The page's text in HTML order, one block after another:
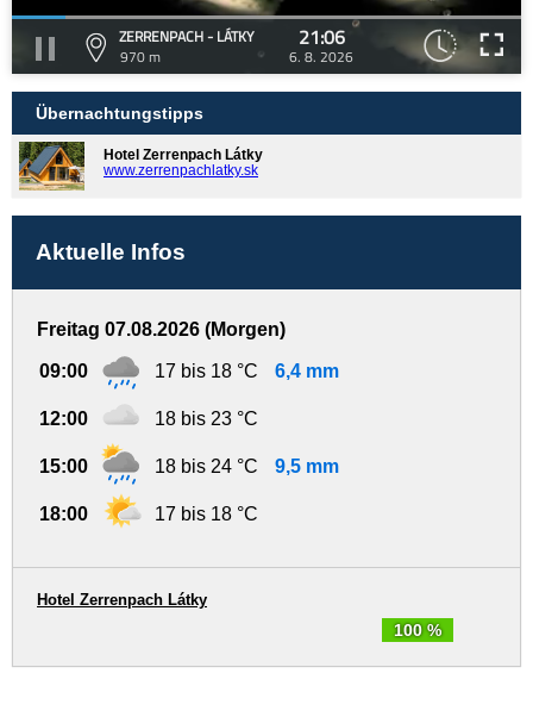
ZERRENPACH - LÁTKY
970 m
21:06
6. 8. 2026
Übernachtungstipps
Hotel Zerrenpach Látky
www.zerrenpachlatky.sk
Aktuelle Infos
Freitag 07.08.2026 (Morgen)
09:00 17 bis 18 °C 6,4 mm
12:00 18 bis 23 °C
15:00 18 bis 24 °C 9,5 mm
18:00 17 bis 18 °C
100 %
Hotel Zerrenpach Látky